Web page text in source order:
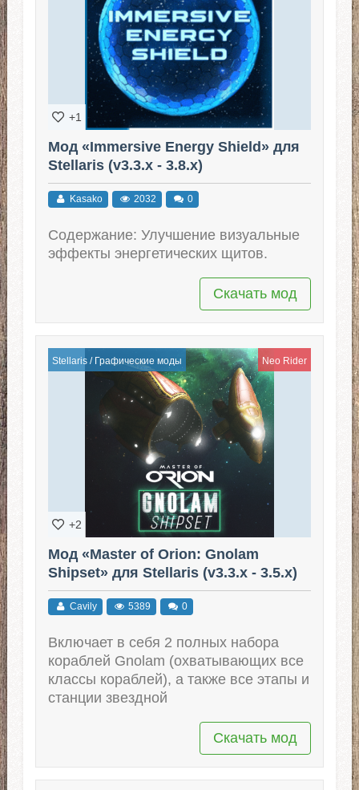
+1
Мод «Immersive Energy Shield» для
Stellaris (v3.3.x - 3.8.x)
Kasako 2032 0
Содержание: Улучшение визуальные
эффекты энергетических щитов.
Скачать мод
Stellaris/ Графические моды Neo Rider
+2
Мод «Master of Orion: Gnolam
Shipset» для Stellaris (v3.3.x - 3.5.x)
Cavily 5389 0
Включает в себя 2 полных набора
кораблей Gnolam (охватывающих все
классы кораблей), а также все этапы и
станции звездной
Скачать мод